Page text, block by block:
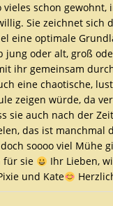
schon
Sie zeichnet
eine optimale
jung oder alt, groß
ihr gemeinsam
eine chaotische,
zeigen würde, da
sie auch nach der
das ist
soooo viel Mühe
für sie
Ihr Lieben,
und Kate